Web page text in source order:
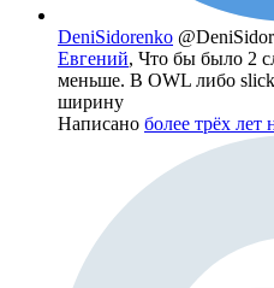
DeniSidorenko
Евгений, Что бы было 2
меньше. В OWL либо
ширину
Написано более трёх лет